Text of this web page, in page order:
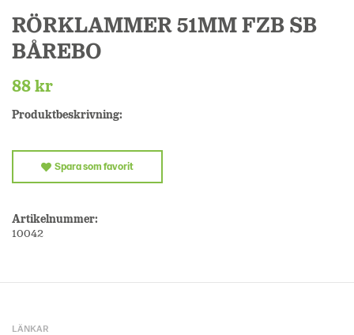
RÖRKLAMMER 51MM FZB SB
BÅREBO
88 kr
Produktbeskrivning:
Spara som favorit
Artikelnummer:
10042
LÄNKAR